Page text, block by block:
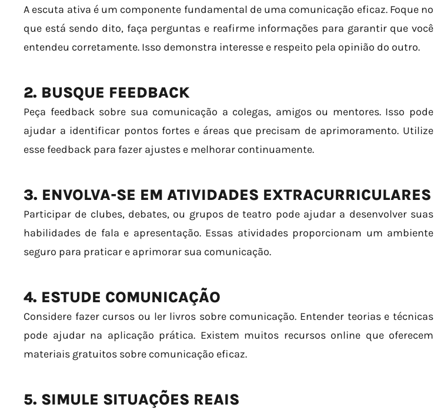
A escuta ativa é um componente fundamental de uma comunicação eficaz. Foque no
que está sendo dito, faça perguntas e reafirme informações para garantir que você
entendeu corretamente. Isso demonstra interesse e respeito pela opinião do outro.
2. BUSQUE FEEDBACK
Peça feedback sobre sua comunicação a colegas, amigos ou mentores. Isso pode
ajudar a identificar pontos fortes e áreas que precisam de aprimoramento. Utilize
esse feedback para fazer ajustes e melhorar continuamente.
3. ENVOLVA-SE EM ATIVIDADES EXTRACURRICULARES
Participar de clubes, debates, ou grupos de teatro pode ajudar a desenvolver suas
habilidades de fala e apresentação. Essas atividades proporcionam um ambiente
seguro para praticar e aprimorar sua comunicação.
4. ESTUDE COMUNICAÇÃO
Considere fazer cursos ou ler livros sobre comunicação. Entender teorias e técnicas
pode ajudar na aplicação prática. Existem muitos recursos online que oferecem
materiais gratuitos sobre comunicação eficaz.
5. SIMULE SITUAÇÕES REAIS